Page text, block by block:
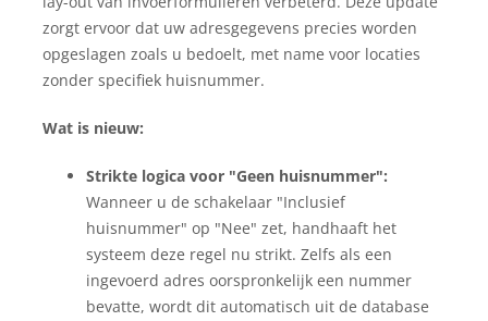
zorgt ervoor dat uw adresgegevens precies worden
opgeslagen zoals u bedoelt, met name voor locaties
zonder specifiek huisnummer.
Wat is nieuw:
Strikte logica voor "Geen huisnummer":
Wanneer u de schakelaar "Inclusief
huisnummer" op "Nee" zet, handhaaft het
systeem deze regel nu strikt. Zelfs als een
ingevoerd adres oorspronkelijk een nummer
bevatte, wordt dit automatisch uit de database